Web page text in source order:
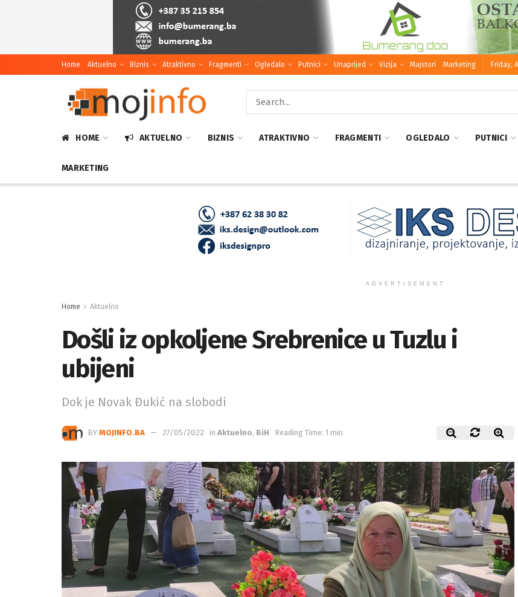
Home Aktuelno Biznis Atraktivno Fragmenti Ogledalo Putnici Unaprijed Vizija Majstori Marketing Friday,
HOME AKTUELNO BIZNIS ATRAKTIVNO FRAGMENTI OGLEDALO PUTNICI
MARKETING
ADVERTISEMENT
Home Aktuelno
Došli iz opkoljene Srebrenice u Tuzlu i
ubijeni
Dok je Novak Đukić na slobodi
BY MOJINFO.BA 27/05/2022 in Aktuelno, BiH Reading Time: 1 min